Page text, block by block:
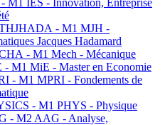
M1 IES - Innovation, Entreprise
- M1 MJH -
Jacques Hadamard
- M1 Mech - Mécanique
M1 MiE - Master en Economie
- M1 MPRI - Fondements de
- M1 PHYS - Physique
- M2 AAG - Analyse,